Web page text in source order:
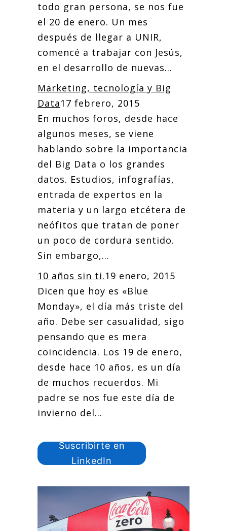
todo gran persona, se nos fue
el 20 de enero. Un mes
después de llegar a UNIR,
comencé a trabajar con Jesús,
en el desarrollo de nuevas...
Marketing, tecnología y Big
Data17 febrero, 2015
En muchos foros, desde hace
algunos meses, se viene
hablando sobre la importancia
del Big Data o los grandes
datos. Estudios, infografías,
entrada de expertos en la
materia y un largo etcétera de
neófitos que tratan de poner
un poco de cordura sentido.
Sin embargo,...
10 años sin ti.19 enero, 2015
Dicen que hoy es «Blue
Monday», el día más triste del
año. Debe ser casualidad, sigo
pensando que es mera
coincidencia. Los 19 de enero,
desde hace 10 años, es un día
de muchos recuerdos. Mi
padre se nos fue este día de
invierno del...
Suscribirte en
LinkedIn